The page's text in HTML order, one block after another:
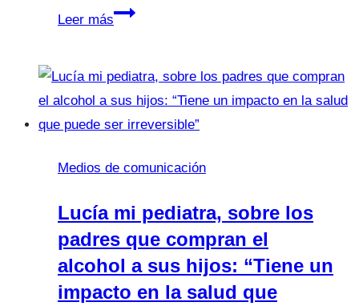
Leer másNiños,
de
la
COMPASIÓN.
Medios de comunicación
Lucía mi pediatra, sobre los
padres que compran el
alcohol a sus hijos: “Tiene un
impacto en la salud que